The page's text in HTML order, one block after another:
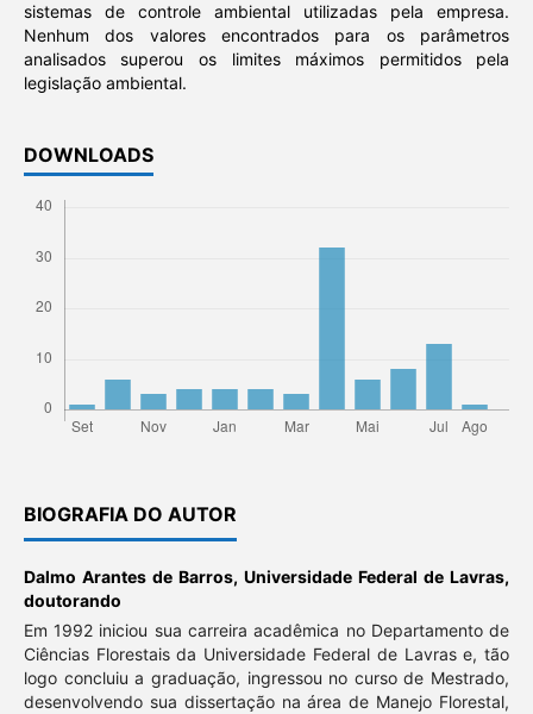
sistemas de controle ambiental utilizadas pela empresa.
Nenhum dos valores encontrados para os parâmetros
analisados superou os limites máximos permitidos pela
legislação ambiental.
DOWNLOADS
BIOGRAFIA DO AUTOR
Dalmo Arantes de Barros,Universidade Federal de Lavras,
doutorando
Em 1992 iniciou sua carreira acadêmica no Departamento de
Ciências Florestais da Universidade Federal de Lavras e, tão
logo concluiu a graduação, ingressou no curso de Mestrado,
desenvolvendo sua dissertação na área de Manejo Florestal,